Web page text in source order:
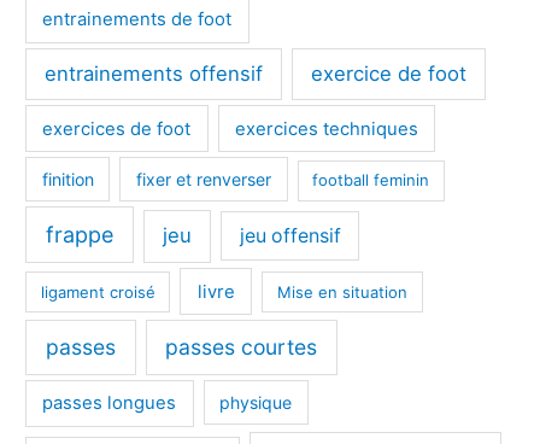
entrainements de foot
entrainements offensif exercice de foot
exercices de foot exercices techniques
finition fixer et renverser football feminin
frappe jeu jeu offensif
ligament croisé livre Mise en situation
passes passes courtes
passes longues physique